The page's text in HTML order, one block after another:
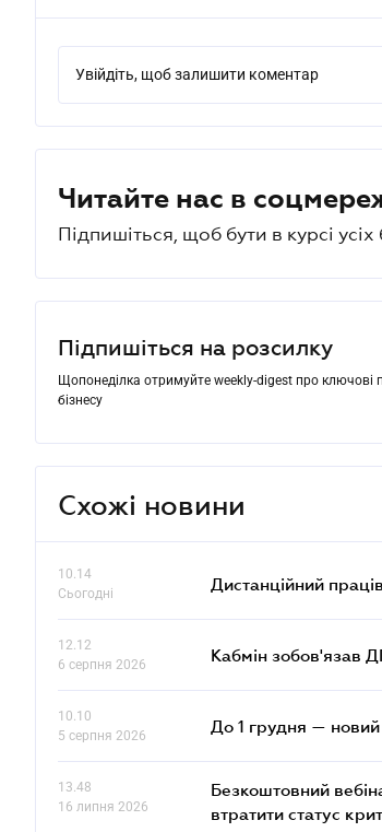
Увійдіть, щоб залишити коментар
Читайте нас в
Підпишіться, щоб бути в курсі
Підпишіться на розсилку
Щопонеділка отримуйте weekly-digest про ключові
бізнесу
Схожі новини
10.14
Сьогодні
Дистанційний
12.12
6 серпня 2026
Кабмін зобов'язав
10.10
5 серпня 2026
До 1 грудня — новий
13.48
16 липня 2026
Безкоштовний
втратити статус